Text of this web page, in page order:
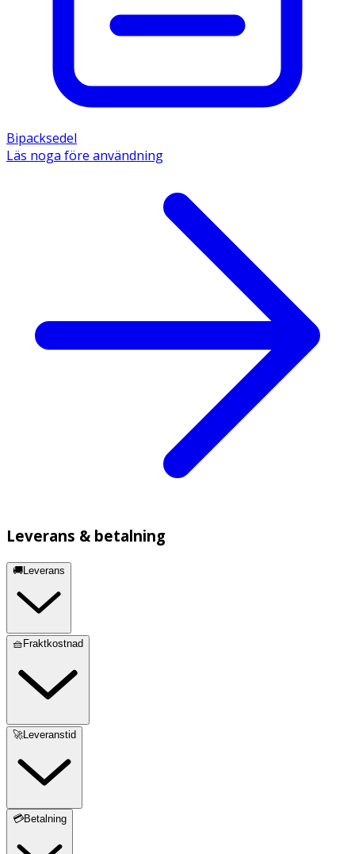
Bipacksedel
Läs noga före användning
Leverans & betalning
🚚Leverans
🧺Fraktkostnad
🚀Leveranstid
💳Betalning